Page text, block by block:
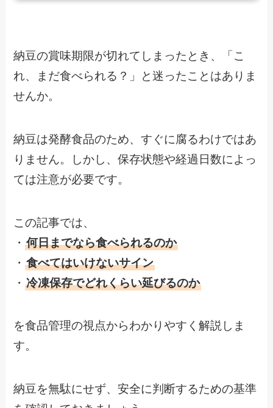
納豆の賞味期限が切れてしまったとき、「こ
れ、まだ食べられる？」と迷ったことはありま
せんか。
納豆は発酵食品のため、すぐに腐るわけではあ
りません。しかし、保存状態や経過日数によっ
ては注意が必要です。
この記事では、
・何日までなら食べられるのか
・食べてはいけないサイン
・冷凍保存でどれくらい延びるのか
を食品管理の視点からわかりやすく解説しま
す。
納豆を無駄にせず、安全に判断するための基準